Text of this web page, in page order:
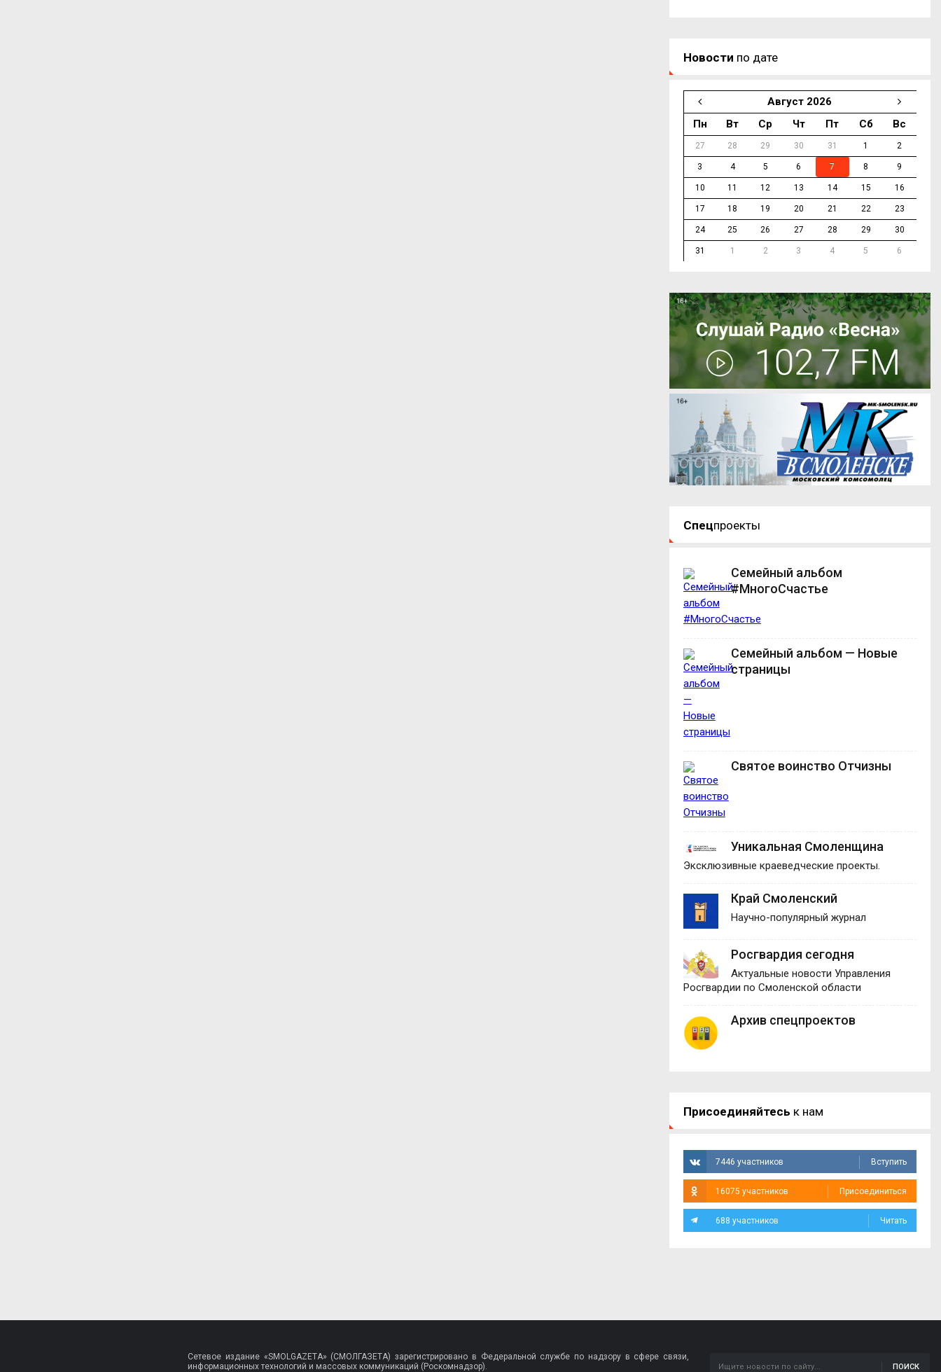
Новости по дате
Август 2026
Пн
Вт Ср Чт Пт Сб Вс
27 28 29 30 31 1 2
3 4 5 6 7 8 9
10 11 12 13 14 15 16
17 18 19 20 21 22 23
24 25 26 27 28 29 30
31 1 2 3 4 5 6
Спецпроекты
Семейный альбом
#МногоСчастье
Семейный альбом — Новые
страницы
Святое воинство Отчизны
Уникальная Смоленщина
Эксклюзивные краеведческие проекты.
Край Смоленский
Научно-популярный журнал
Росгвардия сегодня
Актуальные новости Управления
Росгвардии по Смоленской области
Архив спецпроектов
Присоединяйтесь к нам
7446 участников Вступить
16075 участников Присоединиться
688 участников Читать
Сетевое издание «SMOLGAZETA» (СМОЛГАЗЕТА) зарегистрировано в Федеральной службе по надзору в сфере связи,
информационных технологий и массовых коммуникаций (Роскомнадзор).
ПОИСК